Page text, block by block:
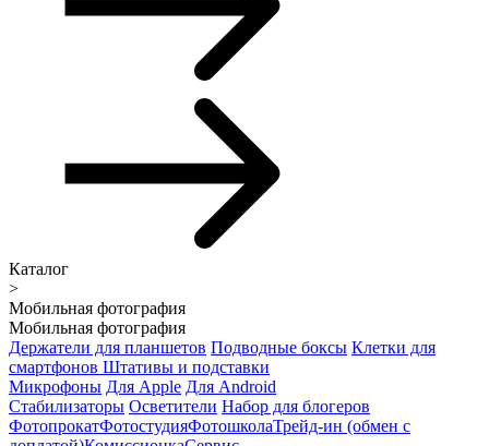
Каталог
>
Мобильная фотография
Мобильная фотография
Держатели для планшетов Подводные боксы Клетки для
смартфонов Штативы и подставки
Микрофоны Для Apple Для Android
Стабилизаторы Осветители Набор для блогеров
ФотопрокатФотостудияФотошколаТрейд-ин (обмен с